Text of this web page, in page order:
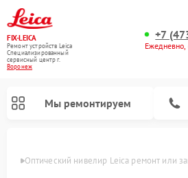
FIX-LEICA
Ремонт устройств Leica
Специализированный
cервисный центр г.
Воронеж
+7
Мы ремонтируем
Оптический нивелир Leica ремонт или